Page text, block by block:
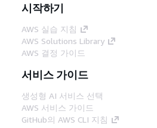
시작하기
AWS 실습 지침
AWS Solutions Library
AWS 결정 가이드
서비스 가이드
생성형 AI 서비스 선택
AWS 서비스 가이드
GitHub의 AWS CLI 지침